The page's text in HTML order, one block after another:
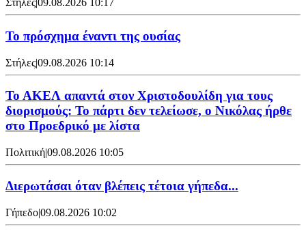
Στήλες|09.08.2026 10:17
Το πρόσχημα έναντι της ουσίας
Στήλες|09.08.2026 10:14
Το ΑΚΕΛ απαντά στον Χριστοδουλίδη για τους
διορισμούς: Το πάρτι δεν τελείωσε, ο Νικόλας ήρθε
στο Προεδρικό με λίστα
Πολιτική|09.08.2026 10:05
Διερωτάσαι όταν βλέπεις τέτοια γήπεδα...
Γήπεδο|09.08.2026 10:02